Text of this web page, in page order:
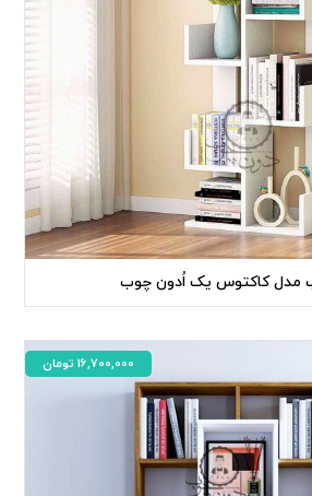
مدل کاکتوس یک اُدون چوب
16,700,000 تومان